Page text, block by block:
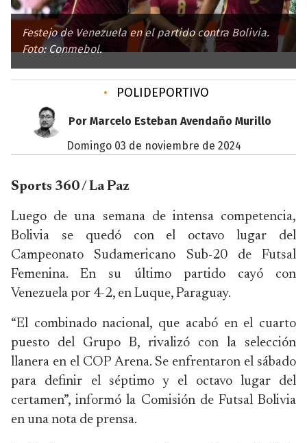
Festejo de Venezuela en el partido contra Bolivia.
Foto: Conmebol.
• POLIDEPORTIVO
Por Marcelo Esteban Avendaño Murillo
domingo 03 de noviembre de 2024
Sports 360 / La Paz
Luego de una semana de intensa competencia,
Bolivia se quedó con el octavo lugar del
Campeonato Sudamericano Sub-20 de Futsal
Femenina. En su último partido cayó con
Venezuela por 4-2, en Luque, Paraguay.
“El combinado nacional, que acabó en el cuarto
puesto del Grupo B, rivalizó con la selección
llanera en el COP Arena. Se enfrentaron el sábado
para definir el séptimo y el octavo lugar del
certamen”, informó la Comisión de Futsal Bolivia
en una nota de prensa.